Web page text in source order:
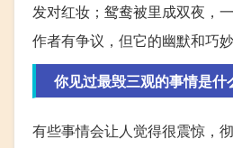
发对红妆；鸳鸯被里成双夜，
作者有争议，但它的幽默和巧
你见过最毁三观的事情是什
有些事情会让人觉得很震惊，